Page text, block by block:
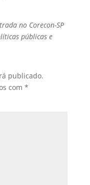
no Corecon-SP
públicas e
publicado.
com *